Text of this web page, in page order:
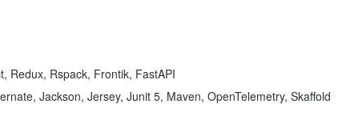
Redux, Rspack, Frontik, FastAPI
Jackson, Jersey, Junit 5, Maven, OpenTelemetry, Skaffold